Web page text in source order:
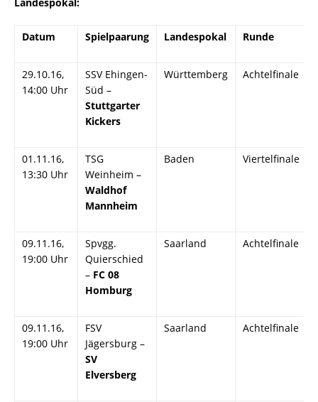
Datum Spielpaarung Landespokal Runde
29.10.16,
14:00 Uhr
SSV Ehingen-
Süd –
Stuttgarter
Kickers
Württemberg Achtelfinale
01.11.16,
13:30 Uhr
TSG
Weinheim –
Waldhof
Mannheim
Baden Viertelfinale
09.11.16,
19:00 Uhr
Spvgg.
Quierschied
– FC 08
Homburg
Saarland Achtelfinale
09.11.16,
19:00 Uhr
FSV
Jägersburg –
SV
Elversberg
Saarland Achtelfinale